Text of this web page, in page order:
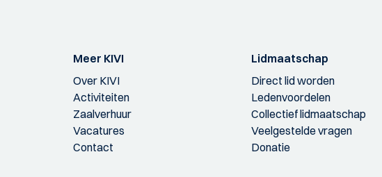
Meer KIVI
Over KIVI
Activiteiten
Zaalverhuur
Vacatures
Contact
Lidmaatschap
Direct lid worden
Ledenvoordelen
Collectief lidmaatschap
Veelgestelde vragen
Donatie